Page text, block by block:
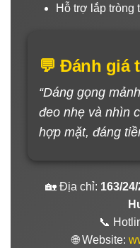
Hỗ trợ lắp tròng
💬 Đánh giá
“Dáng gọng
đeo nhẹ và nhìn
hợp mặt, đáng
🏡 Địa chỉ: 163/
📞
🌐 Website: